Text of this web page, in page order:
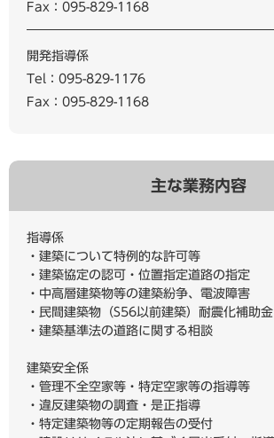
Fax：095-829-1168
開発指導係
Tel：095-829-1176
Fax：095-829-1168
主な業務内容
指導係
・建築について特例的な許可等
・建築協定の認可・位置指定道路の指定
・中高層建築物等の建築紛争、電波障害
・民間建築物（S56以前建築）耐震化補助金
・建築基準法の道路に関する相談
建築安全係
・管理不全空家等・特定空家等の指導等
・違反建築物の調査・是正指導
・特定建築物等の定期報告の受付